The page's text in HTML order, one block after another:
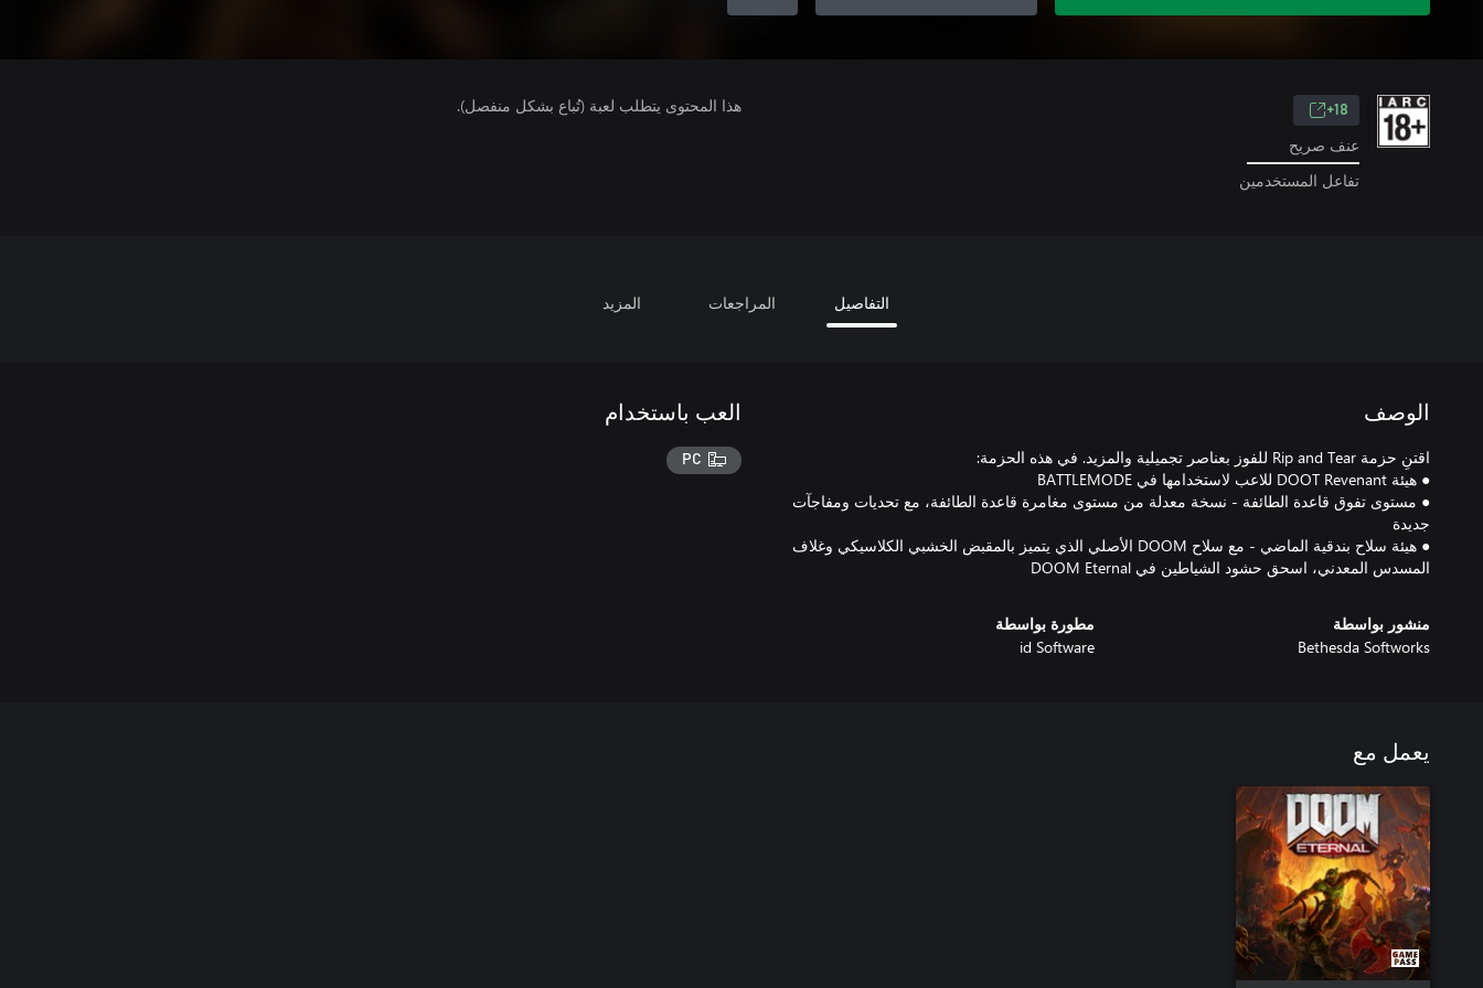
18+
عنف صريح
تفاعل المستخدمين
هذا المحتوى يتطلب لعبة (تُباع بشكل منفصل).
التفاصيل المراجعات المزيد
الوصف
● مستوى تفوق قاعدة الطائفة - نسخة معدلة من مستوى مغامرة قاعدة الطائفة، مع تحديات ومفاجآت
● هيئة سلاح بندقية الماضي - مع سلاح DOOM الأصلي الذي يتميز بالمقبض الخشبي الكلاسيكي وغلاف
المسدس المعدني، اسحق حشود الشياطين في DOOM Eternal
منشور بواسطة
Bethesda Softworks
مطورة بواسطة
id Software
العب باستخدام
PC
يعمل مع